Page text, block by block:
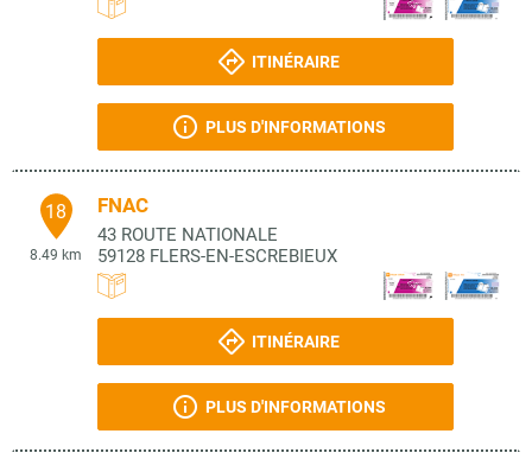
ITINÉRAIRE
PLUS D'INFORMATIONS
18
8.49 km
FNAC
43 ROUTE NATIONALE
59128 FLERS-EN-ESCREBIEUX
ITINÉRAIRE
PLUS D'INFORMATIONS